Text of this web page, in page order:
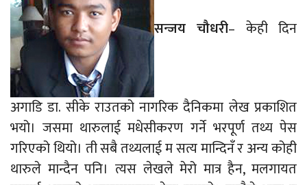
सन्जय चौधरी– केही दिन
अगाडि डा. सीके राउतको नागरिक दैनिकमा लेख प्रकाशित
भयो। जसमा थारुलाई मधेसीकरण गर्ने भरपूर्ण तथ्य पेस
गरिएको थियो। ती सबै तथ्यलाई म सत्य मान्दिनँ र अन्य कोही
थारुले मान्दैन पनि। त्यस लेखले मेरो मात्र हैन, मलगायत